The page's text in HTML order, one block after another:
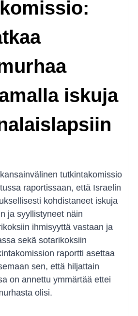
iskuja
tutkintakomissio
raportissaan, että Israelin
kohdistaneet iskuja
ja syyllistyneet näin
ihmisyyttä vastaan ja
sekä sotarikoksiin
raportti asettaa
sen, että hiljattain
on annettu ymmärtää ettei
olisi.